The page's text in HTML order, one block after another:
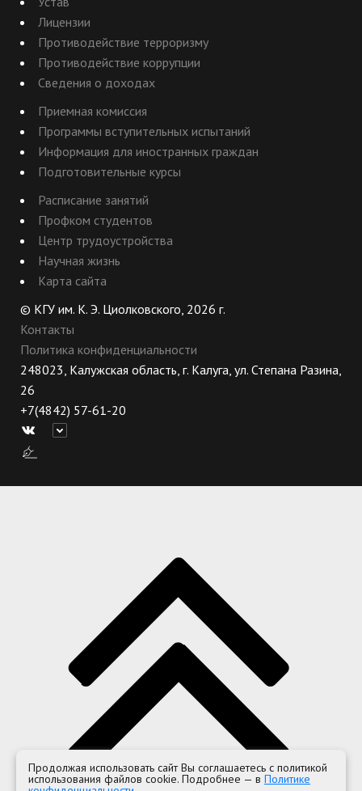
Лицензии
Противодействие терроризму
Противодействие коррупции
Сведения о доходах
Приемная комиссия
Программы вступительных испытаний
Информация для иностранных граждан
Подготовительные курсы
Расписание занятий
Профком студентов
Центр трудоустройства
Научная жизнь
Карта сайта
© КГУ им. К. Э. Циолковского, 2026 г.
Контакты
Политика конфиденциальности
248023, Калужская область, г. Калуга, ул. Степана Разина,
26
+7(4842) 57-61-20
Продолжая использовать сайт Вы соглашаетесь с политикой
использования файлов cookie. Подробнее — в Политике